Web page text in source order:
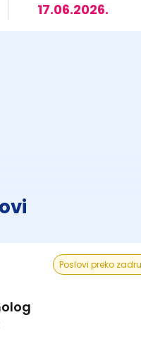
17.06.2026.
Poslovi preko